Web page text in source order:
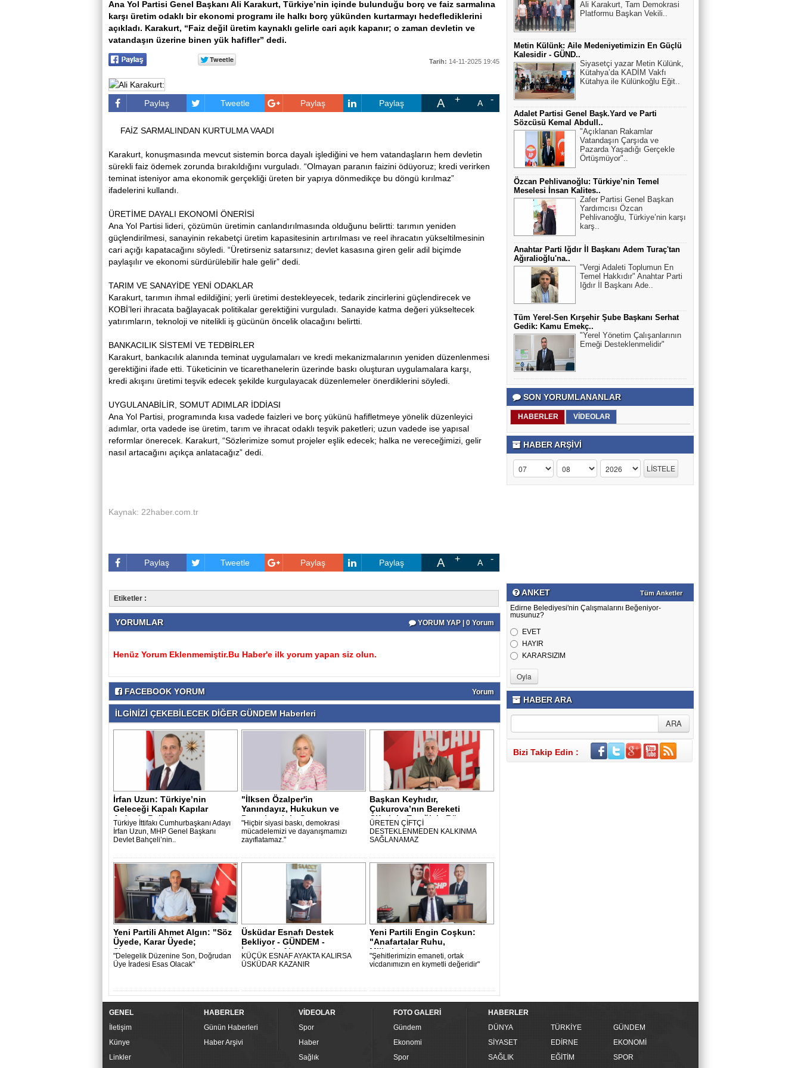
Ana Yol Partisi Genel Başkanı Ali Karakurt, Türkiye’nin içinde bulunduğu borç ve faiz sarmalına
karşı üretim odaklı bir ekonomi programı ile halkı borç yükünden kurtarmayı hedeflediklerini
açıkladı. Karakurt, “Faiz değil üretim kaynaklı gelirle cari açık kapanır; o zaman devletin ve
vatandaşın üzerine binen yük hafifler” dedi.
Tarih: 14-11-2025 19:45
Paylaş Tweetle Paylaş Paylaş A A
FAİZ SARMALINDAN KURTULMA VAADI
Karakurt, konuşmasında mevcut sistemin borca dayalı işlediğini ve hem vatandaşların hem devletin
sürekli faiz ödemek zorunda bırakıldığını vurguladı. “Olmayan paranın faizini ödüyoruz; kredi verirken
teminat isteniyor ama ekonomik gerçekliği üreten bir yapıya dönmedikçe bu döngü kırılmaz”
ifadelerini kullandı.
ÜRETİME DAYALI EKONOMİ ÖNERİSİ
Ana Yol Partisi lideri, çözümün üretimin canlandırılmasında olduğunu belirtti: tarımın yeniden
güçlendirilmesi, sanayinin rekabetçi üretim kapasitesinin artırılması ve reel ihracatın yükseltilmesinin
cari açığı kapatacağını söyledi. “Üretirseniz satarsınız; devlet kasasına giren gelir adil biçimde
paylaşılır ve ekonomi sürdürülebilir hale gelir” dedi.
TARIM VE SANAYİDE YENİ ODAKLAR
Karakurt, tarımın ihmal edildiğini; yerli üretimi destekleyecek, tedarik zincirlerini güçlendirecek ve
KOBİ’leri ihracata bağlayacak politikalar gerektiğini vurguladı. Sanayide katma değeri yükseltecek
yatırımların, teknoloji ve nitelikli iş gücünün öncelik olacağını belirtti.
BANKACILIK SİSTEMİ VE TEDBİRLER
Karakurt, bankacılık alanında teminat uygulamaları ve kredi mekanizmalarının yeniden düzenlenmesi
gerektiğini ifade etti. Tüketicinin ve ticarethanelerin üzerinde baskı oluşturan uygulamalara karşı,
kredi akışını üretimi teşvik edecek şekilde kurgulayacak düzenlemeler önerdiklerini söyledi.
UYGULANABİLİR, SOMUT ADIMLAR İDDİASI
Ana Yol Partisi, programında kısa vadede faizleri ve borç yükünü hafifletmeye yönelik düzenleyici
adımlar, orta vadede ise üretim, tarım ve ihracat odaklı teşvik paketleri; uzun vadede ise yapısal
reformlar önerecek. Karakurt, “Sözlerimize somut projeler eşlik edecek; halka ne vereceğimizi, gelir
nasıl artacağını açıkça anlatacağız” dedi.
Kaynak: 22haber.com.tr
Paylaş Tweetle Paylaş Paylaş A A
Etiketler :
YORUMLAR YORUM YAP | 0 Yorum
Henüz Yorum Eklenmemiştir.Bu Haber'e ilk yorum yapan siz olun.
FACEBOOK YORUM Yorum
İLGİNİZİ ÇEKEBİLECEK DİĞER GÜNDEM Haberleri
İrfan Uzun: Türkiye’nin
Geleceği Kapalı Kapılar
Ardında Beli..
Türkiye İttifakı Cumhurbaşkanı Adayı
İrfan Uzun, MHP Genel Başkanı
Devlet Bahçeli’nin..
"İlksen Özalper'in
Yanındayız, Hukukun ve
Demokrasinin Savun..
"Hiçbir siyasi baskı, demokrasi
mücadelemizi ve dayanışmamızı
zayıflatamaz."
Başkan Keyhıdır,
Çukurova’nın Bereketi
Çiftçinin Emeğiyle Bü..
ÜRETEN ÇİFTÇİ
DESTEKLENMEDEN KALKINMA
SAĞLANAMAZ
Yeni Partili Ahmet Algın: "Söz
Üyede, Karar Üyede;
Siyasette..
"Delegelik Düzenine Son, Doğrudan
Üye İradesi Esas Olacak"
Üsküdar Esnafı Destek
Bekliyor - GÜNDEM -
İnternetin Ajansı..
KÜÇÜK ESNAF AYAKTA KALIRSA
ÜSKÜDAR KAZANIR
Yeni Partili Engin Coşkun:
"Anafartalar Ruhu,
Milletimizin B..
"Şehitlerimizin emaneti, ortak
vicdanımızın en kıymetli değeridir"
Ali Karakurt, Tam Demokrasi
Platformu Başkan Vekili..
Metin Külünk: Aile Medeniyetimizin En Güçlü
Kalesidir - GÜND..
Siyasetçi yazar Metin Külünk,
Kütahya’da KADİM Vakfı
Kütahya ile Külünkoğlu Eğit..
Adalet Partisi Genel Başk.Yard ve Parti
Sözcüsü Kemal Abdull..
"Açıklanan Rakamlar
Vatandaşın Çarşıda ve
Pazarda Yaşadığı Gerçekle
Örtüşmüyor"..
Özcan Pehlivanoğlu: Türkiye’nin Temel
Meselesi İnsan Kalites..
Zafer Partisi Genel Başkan
Yardımcısı Özcan
Pehlivanoğlu, Türkiye’nin karşı
karş..
Anahtar Parti Iğdır İl Başkanı Adem Turaç'tan
Ağıralioğlu'na..
"Vergi Adaleti Toplumun En
Temel Hakkıdır" Anahtar Parti
Iğdır İl Başkanı Ade..
Tüm Yerel-Sen Kırşehir Şube Başkanı Serhat
Gedik: Kamu Emekç..
"Yerel Yönetim Çalışanlarının
Emeği Desteklenmelidir"
SON YORUMLANANLAR
HABERLER VİDEOLAR
HABER ARŞİVİ
ANKET Tüm Anketler
Edirne Belediyesi'nin Çalışmalarını Beğeniyor-
musunuz?
EVET
HAYIR
KARARSIZIM
HABER ARA
Bizi Takip Edin :
GENEL
İletişim
Künye
Linkler
HABERLER
Günün Haberleri
Haber Arşivi
VİDEOLAR
Spor
Haber
Sağlık
FOTO GALERİ
Gündem
Ekonomi
Spor
HABERLER
DÜNYA
TÜRKİYE
GÜNDEM
SİYASET
EDİRNE
EKONOMİ
SAĞLIK
EĞİTİM SPOR